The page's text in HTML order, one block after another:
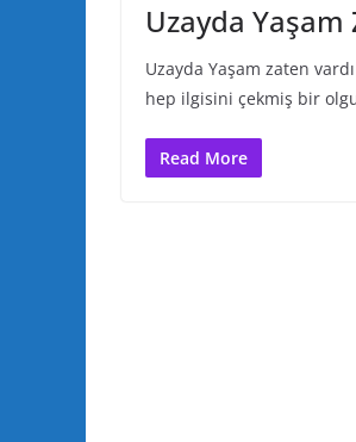
Uzayda Yaşam
Uzayda Yaşam zaten
hep ilgisini çekmiş bir
Read More